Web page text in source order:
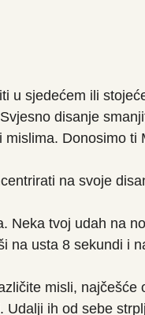
u sjedećem ili
disanje
Donosimo ti
na svoje
Neka tvoj udah na
na usta 8 sekundi i
misli,
Udalji ih od sebe